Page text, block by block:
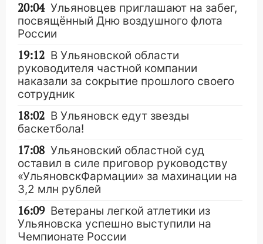
20:04 Ульяновцев приглашают на забег,
посвящённый Дню воздушного флота
России
19:12 В Ульяновской области
руководителя частной компании
наказали за сокрытие прошлого своего
сотрудник
18:02 В Ульяновск едут звезды
баскетбола!
17:08 Ульяновский областной суд
оставил в силе приговор руководству
«УльяновскФармации» за махинации на
3,2 млн рублей
16:09 Ветераны легкой атлетики из
Ульяновска успешно выступили на
Чемпионате России